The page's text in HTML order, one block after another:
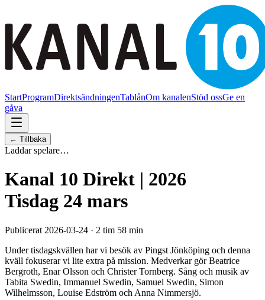
StartProgramDirektsändningenTablånOm kanalenStöd ossGe en
gåva
← Tillbaka
Laddar spelare…
Kanal 10 Direkt | 2026
Tisdag 24 mars
Publicerat 2026-03-24 · 2 tim 58 min
Under tisdagskvällen har vi besök av Pingst Jönköping och denna
kväll fokuserar vi lite extra på mission. Medverkar gör Beatrice
Bergroth, Enar Olsson och Christer Tornberg. Sång och musik av
Tabita Swedin, Immanuel Swedin, Samuel Swedin, Simon
Wilhelmsson, Louise Edström och Anna Nimmersjö.